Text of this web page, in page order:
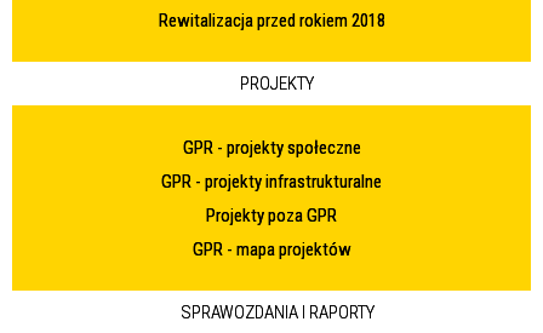
Rewitalizacja przed rokiem 2018
PROJEKTY
GPR - projekty społeczne
GPR - projekty infrastrukturalne
Projekty poza GPR
GPR - mapa projektów
SPRAWOZDANIA I RAPORTY